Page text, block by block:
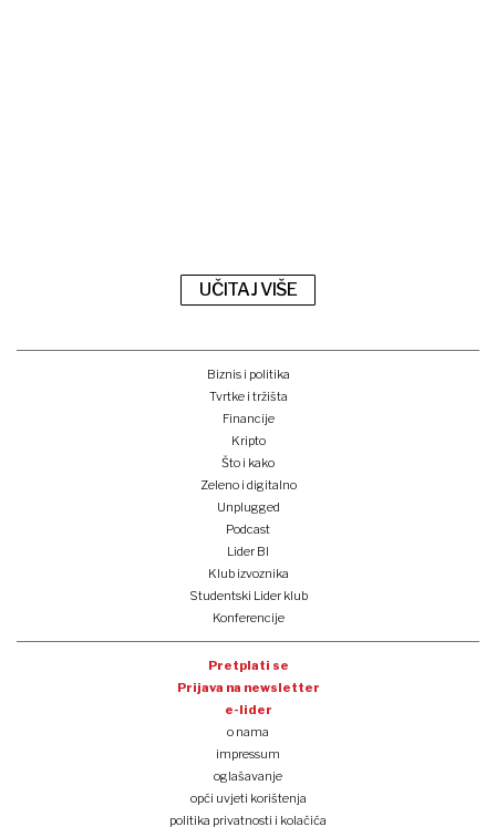
UČITAJ VIŠE
Biznis i politika
Tvrtke i tržišta
Financije
Kripto
Što i kako
Zeleno i digitalno
Unplugged
Podcast
Lider BI
Klub izvoznika
Studentski Lider klub
Konferencije
Pretplati se
Prijava na newsletter
e-lider
o nama
impressum
oglašavanje
opći uvjeti korištenja
politika privatnosti i kolačića